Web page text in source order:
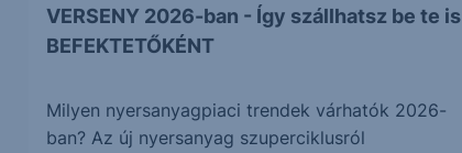
VERSENY 2026-ban - Így szállhatsz be te is
BEFEKTETŐKÉNT
Milyen nyersanyagpiaci trendek várhatók 2026-
ban? Az új nyersanyag szuperciklusról